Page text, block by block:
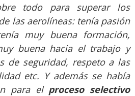
todo para superar los
las aerolíneas: tenía pasión
muy buena formación,
buena hacia el trabajo y
de seguridad, respeto a las
etc. Y además se había
para el proceso selectivo